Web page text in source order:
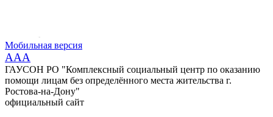
Мобильная версия
AAA
ГАУСОН РО "Комплексный социальный центр по оказанию
помощи лицам без определённого места жительства г.
Ростова-на-Дону"
официальный сайт